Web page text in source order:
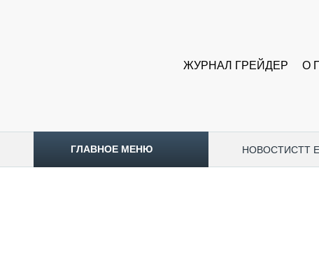
ЖУРНАЛ ГРЕЙДЕР О
ГЛАВНОЕ МЕНЮ НОВОСТИCTT